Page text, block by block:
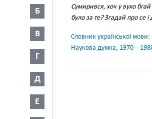
Б
В
Г
Д
Е
Сумирився, хоч у вухо бгай
було за те? Згадай про се
Словник української
Наукова думка,